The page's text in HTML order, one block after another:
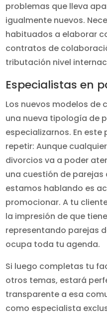
problemas que lleva
igualmente nuevos.
habituados a elaborar
contratos de
tributación nivel
Especialistas en
Los nuevos modelos de
una nueva tipología de
especializarnos. En
repetir: Aunque
divorcios va a poder
una cuestión de parejas
estamos hablando es
promocionar. A tu
la impresión de que
representando parejas
ocupa toda tu agenda.
Si luego completas tu
otros temas, estará
transparente a esa
como especialista